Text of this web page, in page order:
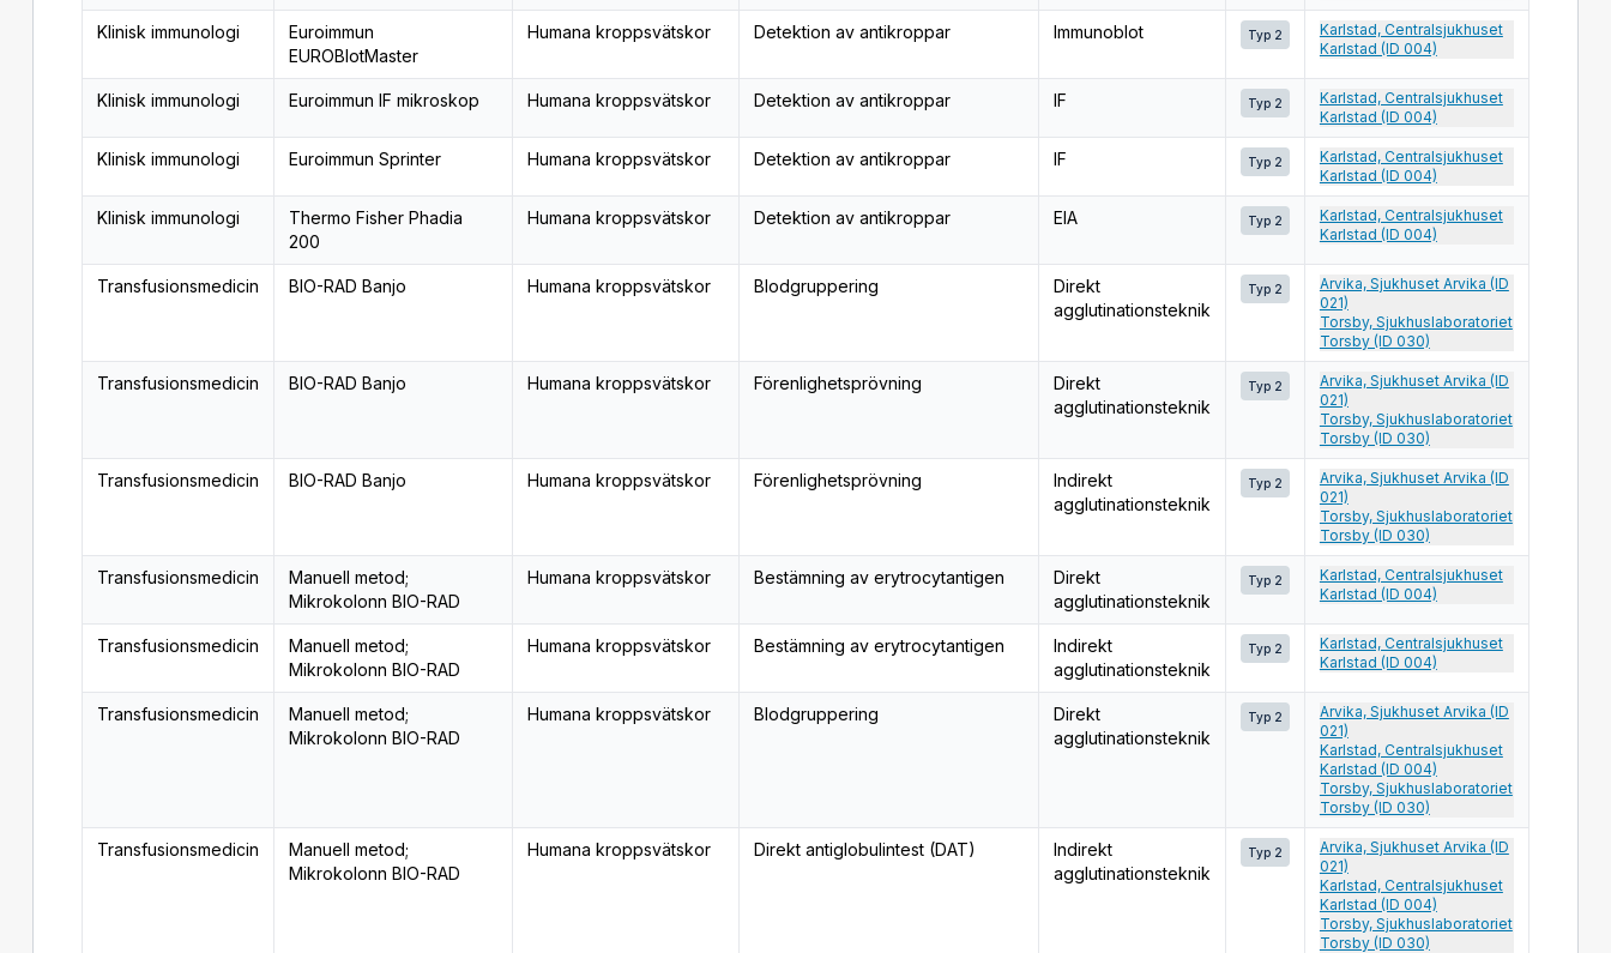
Klinisk immunologi
Euroimmun
EUROBlotMaster
Humana kroppsvätskor Detektion av antikroppar Immunoblot Typ 2
Karlstad, Centralsjukhuset
Karlstad (ID 004)
Klinisk immunologi Euroimmun IF mikroskop Humana kroppsvätskor Detektion av antikroppar IF Typ 2
Karlstad, Centralsjukhuset
Karlstad (ID 004)
Klinisk immunologi Euroimmun Sprinter Humana kroppsvätskor Detektion av antikroppar IF Typ 2
Karlstad, Centralsjukhuset
Karlstad (ID 004)
Klinisk immunologi
Thermo Fisher Phadia
200
Humana kroppsvätskor Detektion av antikroppar EIA Typ 2
Karlstad, Centralsjukhuset
Karlstad (ID 004)
Transfusionsmedicin BIO-RAD Banjo Humana kroppsvätskor Blodgruppering
Direkt
agglutinationsteknik
Typ 2
Arvika, Sjukhuset Arvika (ID
021)
Torsby, Sjukhuslaboratoriet
Torsby (ID 030)
Transfusionsmedicin BIO-RAD Banjo Humana kroppsvätskor Förenlighetsprövning
Direkt
agglutinationsteknik
Typ 2
Arvika, Sjukhuset Arvika (ID
021)
Torsby, Sjukhuslaboratoriet
Torsby (ID 030)
Transfusionsmedicin BIO-RAD Banjo Humana kroppsvätskor Förenlighetsprövning
Indirekt
agglutinationsteknik
Typ 2
Arvika, Sjukhuset Arvika (ID
021)
Torsby, Sjukhuslaboratoriet
Torsby (ID 030)
Transfusionsmedicin
Manuell metod;
Mikrokolonn BIO-RAD
Humana kroppsvätskor Bestämning av erytrocytantigen
Direkt
agglutinationsteknik
Typ 2
Karlstad, Centralsjukhuset
Karlstad (ID 004)
Transfusionsmedicin
Manuell metod;
Mikrokolonn BIO-RAD
Humana kroppsvätskor Bestämning av erytrocytantigen
Indirekt
agglutinationsteknik
Typ 2
Karlstad, Centralsjukhuset
Karlstad (ID 004)
Transfusionsmedicin
Manuell metod;
Mikrokolonn BIO-RAD
Humana kroppsvätskor Blodgruppering
Direkt
agglutinationsteknik
Typ 2
Arvika, Sjukhuset Arvika (ID
021)
Karlstad, Centralsjukhuset
Karlstad (ID 004)
Torsby, Sjukhuslaboratoriet
Torsby (ID 030)
Transfusionsmedicin
Manuell metod;
Mikrokolonn BIO-RAD
Humana kroppsvätskor Direkt antiglobulintest (DAT)
Indirekt
agglutinationsteknik
Typ 2
Arvika, Sjukhuset Arvika (ID
021)
Karlstad, Centralsjukhuset
Karlstad (ID 004)
Torsby, Sjukhuslaboratoriet
Torsby (ID 030)